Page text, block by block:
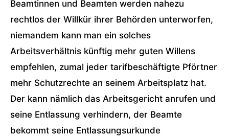
Beamtinnen und Beamten werden nahezu
rechtlos der Willkür ihrer Behörden unterworfen,
niemandem kann man ein solches
Arbeitsverhältnis künftig mehr guten Willens
empfehlen, zumal jeder tarifbeschäftigte Pförtner
mehr Schutzrechte an seinem Arbeitsplatz hat.
Der kann nämlich das Arbeitsgericht anrufen und
seine Entlassung verhindern, der Beamte
bekommt seine Entlassungsurkunde